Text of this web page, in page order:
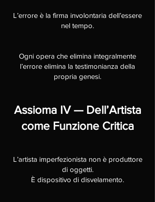
L’errore è la firma involontaria dell’essere
nel tempo.
Ogni opera che elimina integralmente
l’errore elimina la testimonianza della
propria genesi.
Assioma IV — Dell’Artista
come Funzione Critica
L’artista imperfezionista non è produttore
di oggetti.
È dispositivo di disvelamento.